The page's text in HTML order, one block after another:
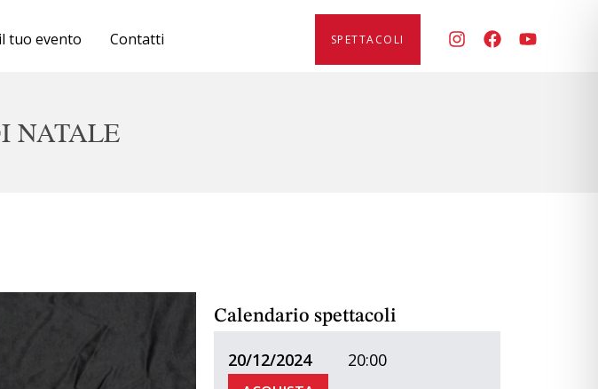
tuo evento Contatti SPETTACOLI
NATALE
evento
Calendario spettacoli
20/12/2024 20:00